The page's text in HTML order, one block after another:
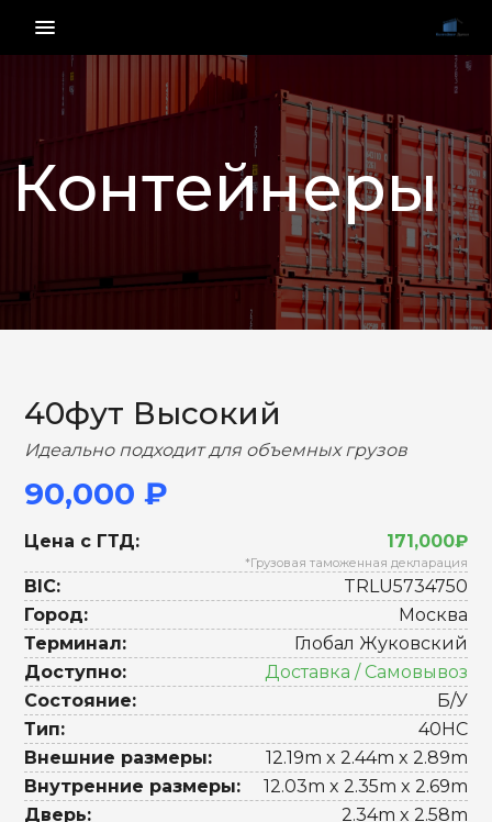
menu_vert
Контейнеры
НАЗАД ВПЕРЕД
40фут Высокий
Идеально подходит для объемных грузов
90,000 ₽
Цена с ГТД: 171,000₽
*Грузовая таможенная декларация
BIC:
TRLU5734750
Город:
Москва
Терминал:
Глобал Жуковский
Доступно:
Доставка / Самовывоз
Состояние:
Б/У
Тип:
40HC
Внешние размеры:
12.19m x 2.44m x 2.89m
Внутренние размеры:
12.03m x 2.35m x 2.69m
Дверь:
2.34m x 2.58m